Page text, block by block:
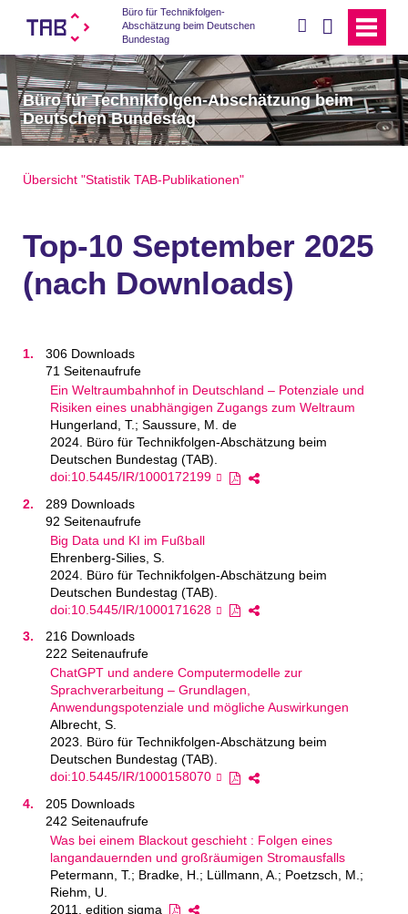
Büro für Technikfolgen-
Abschätzung beim Deutschen
Bundestag
Büro für Technikfolgen-Abschätzung beim
Deutschen Bundestag
Übersicht "Statistik TAB-Publikationen"
Top-10 September 2025
(nach Downloads)
306 Downloads
71 Seitenaufrufe
Ein Weltraumbahnhof in Deutschland – Potenziale und
Risiken eines unabhängigen Zugangs zum Weltraum
Hungerland, T.; Saussure, M. de
2024. Büro für Technikfolgen-Abschätzung beim
Deutschen Bundestag (TAB).
doi:10.5445/IR/1000172199
289 Downloads
92 Seitenaufrufe
Big Data und KI im Fußball
Ehrenberg-Silies, S.
2024. Büro für Technikfolgen-Abschätzung beim
Deutschen Bundestag (TAB).
doi:10.5445/IR/1000171628
216 Downloads
222 Seitenaufrufe
ChatGPT und andere Computermodelle zur
Sprachverarbeitung – Grundlagen,
Anwendungspotenziale und mögliche Auswirkungen
Albrecht, S.
2023. Büro für Technikfolgen-Abschätzung beim
Deutschen Bundestag (TAB).
doi:10.5445/IR/1000158070
205 Downloads
242 Seitenaufrufe
Was bei einem Blackout geschieht : Folgen eines
langandauernden und großräumigen Stromausfalls
Petermann, T.; Bradke, H.; Lüllmann, A.; Poetzsch, M.;
Riehm, U.
2011. edition sigma